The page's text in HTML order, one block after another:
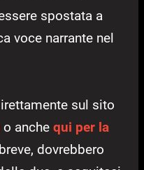
spostata a
voce narrante nel
sul sito
o anche qui per la
dovrebbero